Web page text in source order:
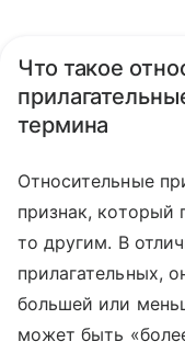
Что такое
термина
Относительные
признак, который
то другим. В
прилагательных,
большей или
может быть